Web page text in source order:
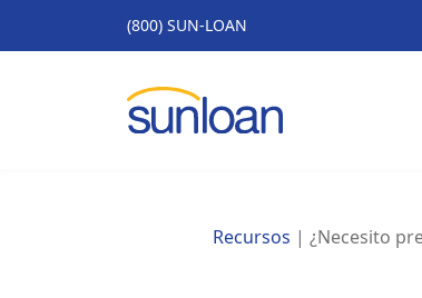
(800) SUN-LOAN
Recursos | ¿Necesito